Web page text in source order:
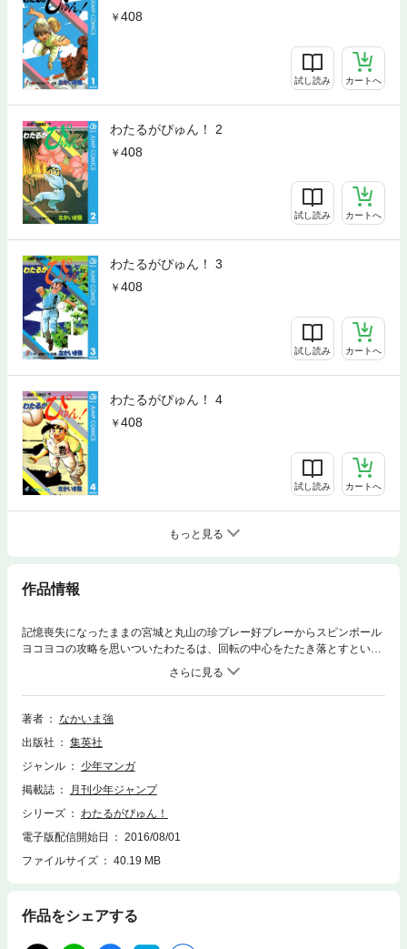
408
試し読み カートへ
わたるがぴゅん！ 2
408
試し読み カートへ
わたるがぴゅん！ 3
408
試し読み カートへ
わたるがぴゅん！ 4
408
試し読み カートへ
もっと見る
作品情報
記憶喪失になったままの宮城と丸山の珍プレー好プレーからスピンボール
ヨコヨコの攻略を思いついたわたるは、回転の中心をたたき落とすという
方法で塁に出る。つづくバッターの丸山も同じ方法で打とうとするが、失
敗。そんな彼を見て、わたるは何やらアドバイスを丸山に…!?
著者
なかいま強
出版社
集英社
ジャンル
少年マンガ
掲載誌
月刊少年ジャンプ
シリーズ
わたるがぴゅん！
電子版配信開始日
2016/08/01
ファイルサイズ
40.19 MB
作品をシェアする